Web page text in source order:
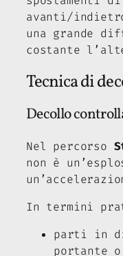
avanti/
una grande
costante
Tecnica di
Decollo
Nel percorso
non è
In termini
parti in
portante